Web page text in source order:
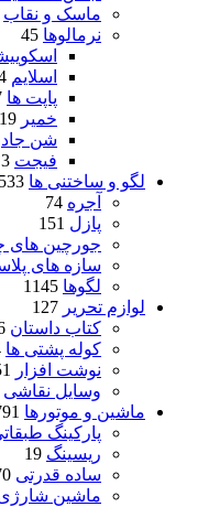
ماسک و نقاب
نرمالوها 45
اسلایم
پاپت ها
خمیر 19
شن
فیجت 3
لگو و ساختنی ها
آجره 74
پازل 151
جورچین های
سازه های
لگوها 1145
لوازم تحریر 127
کتاب داستان
کوله پشتی ها
نوشت افزار
وسایل نقاشی
ماشین و موتورها
پارکینگ
ریسینگ 19
ساده قدرتی
ماشین